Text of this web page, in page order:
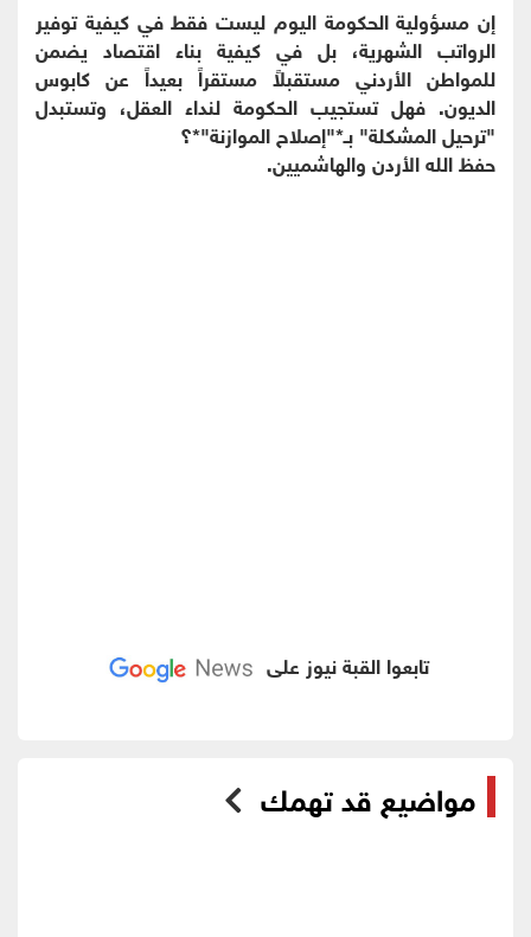
إن مسؤولية الحكومة اليوم ليست فقط في كيفية توفير
الرواتب الشهرية، بل في كيفية بناء اقتصاد يضمن
للمواطن الأردني مستقبلاً مستقراً بعيداً عن كابوس
الديون. فهل تستجيب الحكومة لنداء العقل، وتستبدل
"ترحيل المشكلة" بـ*"إصلاح الموازنة"*؟
​حفظ الله الأردن والهاشميين.
تابعوا القبة نيوز على
مواضيع قد تهمك